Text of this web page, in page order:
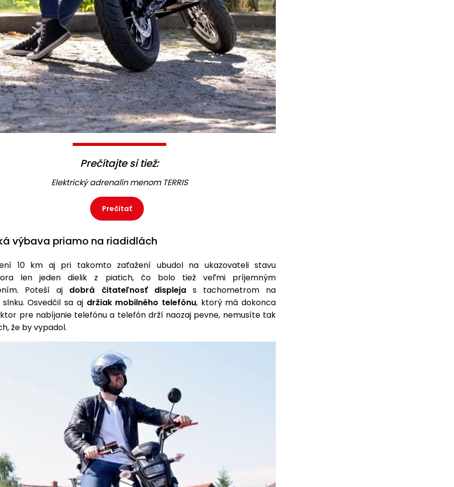
Prečítajte si tiež:
Elektrický adrenalín menom TERRIS
Prečítať
výbava priamo na riadidlách
10 km aj pri takomto zaťažení ubudol na ukazovateli stavu
len jeden dielik z piatich, čo bolo tiež veľmi príjemným
Poteší aj dobrá čitateľnosť displejas tachometrom na
Osvedčil sa aj držiak mobilného telefónu, ktorý má dokonca
pre nabíjanie telefónu a telefón drží naozaj pevne, nemusíte tak
že by vypadol.